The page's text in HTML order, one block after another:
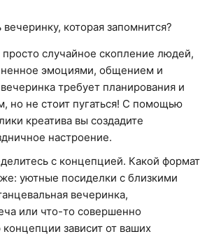
просто случайное скопление людей,
эмоциями, общением и
требует планирования и
но не стоит пугаться! С помощью
креатива вы создадите
настроение.
с концепцией. Какой формат
уютные посиделки с близкими
вечеринка,
или что-то совершенно
зависит от ваших